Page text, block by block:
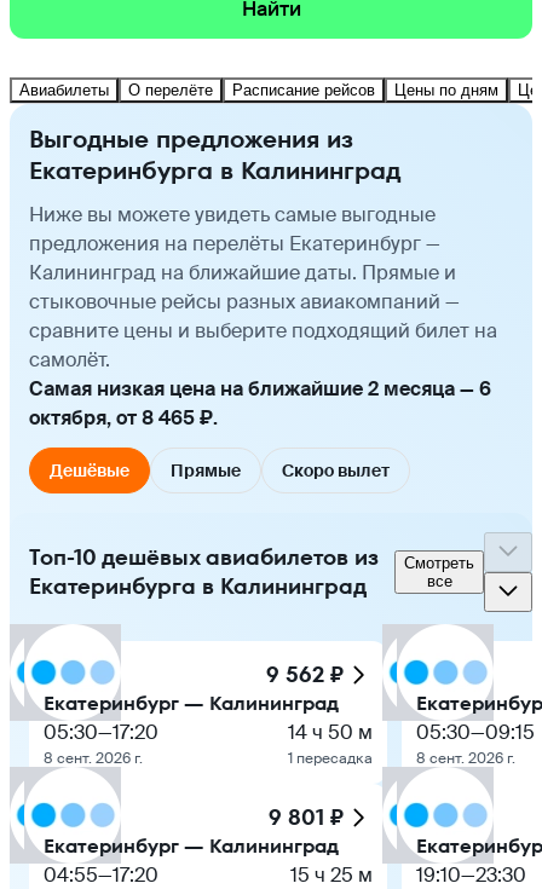
Найти
Авиабилеты О перелёте Расписание рейсов Цены по дням
Выгодные предложения из
Екатеринбурга в Калининград
Ниже вы можете увидеть самые выгодные
предложения на перелёты Екатеринбург —
Калининград на ближайшие даты. Прямые и
стыковочные рейсы разных авиакомпаний —
сравните цены и выберите подходящий билет на
самолёт.
Самая низкая цена на ближайшие 2 месяца — 6
октября, от 8 465 ₽.
Дешёвые Прямые Скоро вылет
Топ-10 дешёвых авиабилетов из
Екатеринбурга в Калининград
Смотреть
все
9 562 ₽
Екатеринбург — Калининград
05:30—17:20
8 сент. 2026 г.
14 ч 50 м
1 пересадка
9 801 ₽
Екатеринбург — Калининград
04:55—17:20 15 ч 25 м
05:30—09:15
8 сент. 2026 г.
19:10—23:30